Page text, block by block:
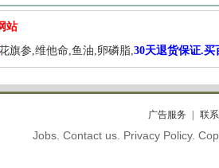
站
旗参,维他命,鱼油,卵磷脂,30天退货保证.买
广告服务 联
Jobs. Contact us. Privacy Policy.